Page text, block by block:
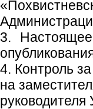
3.
4. Контроль
на